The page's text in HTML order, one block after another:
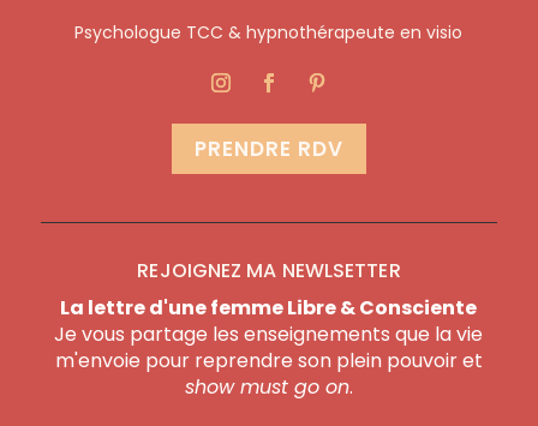
Psychologue TCC & hypnothérapeute en visio
PRENDRE RDV
REJOIGNEZ MA NEWLSETTER
La lettre d'une femme Libre & Consciente
Je vous partage les enseignements que la vie
m'envoie pour reprendre son plein pouvoir et
show must go on.